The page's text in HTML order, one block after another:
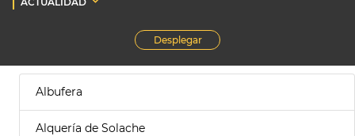
Desplegar
Albufera
Alquería de Solache